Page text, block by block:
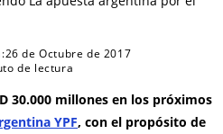
26 de Octubre de 2017
de lectura
30.000 millones en los próximos
YPF, con el propósito de